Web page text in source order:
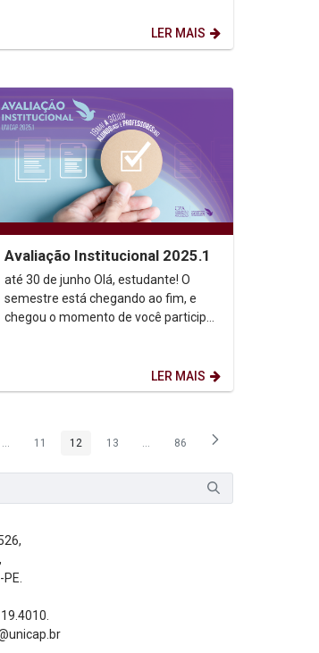
LER MAIS
Avaliação Institucional 2025.1
até 30 de junho Olá, estudante! O
semestre está chegando ao fim, e
chegou o momento de você participar
LER MAIS
...Páginas intermediárias Usar ABA para navegar.
Página
11 Página
12 Página
13 ...Páginas intermediárias Usar ABA
Página
86